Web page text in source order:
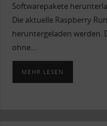
Softwarepakete
Die aktuelle Raspberry
heruntergeladen werden.
ohne…
MEHR LESEN